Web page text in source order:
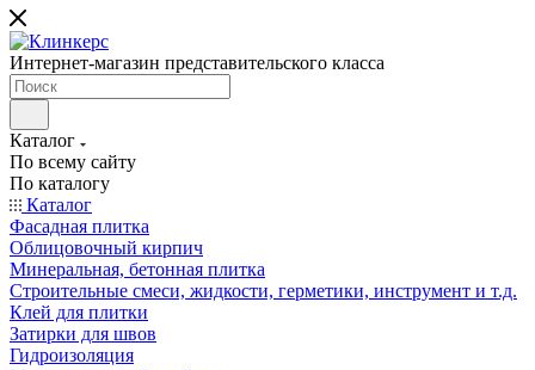
Интернет-магазин представительского класса
Каталог
По всему сайту
По каталогу
Каталог
Фасадная плитка
Облицовочный кирпич
Минеральная, бетонная плитка
Строительные смеси, жидкости, герметики, инструмент и т.д.
Клей для плитки
Затирки для швов
Гидроизоляция